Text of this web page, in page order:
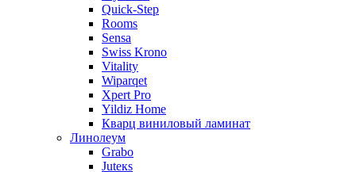
Quick-Step
Rooms
Sensa
Swiss Krono
Vitality
Wiparqet
Xpert Pro
Yildiz Home
Кварц виниловый ламинат
Линолеум
Grabo
Juteкs